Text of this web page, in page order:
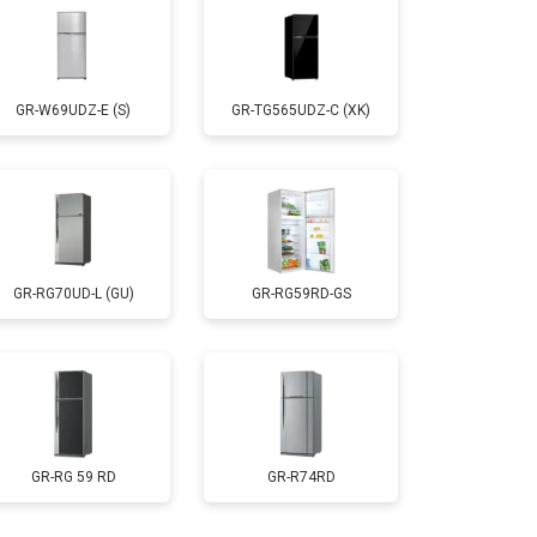
Заказать
2550 ₽ Заказать
1700 ₽ Заказать
4750 ₽ Заказать
3650 ₽ Заказать
2550 ₽
GR-W69UDZ-E (S) GR-TG565UDZ-C (XK)
GR-RG70UD-L (GU) GR-RG59RD-GS
GR-RG 59 RD GR-R74RD